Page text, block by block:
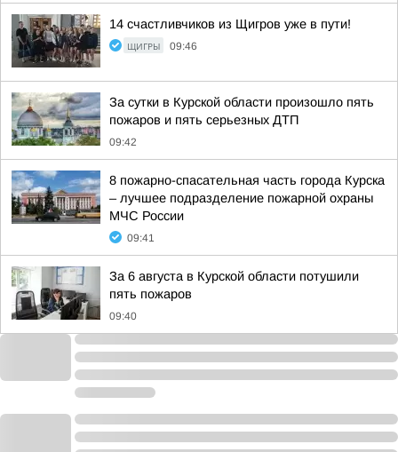
14 счастливчиков из Щигров уже в пути!
ЩИГРЫ 09:46
За сутки в Курской области произошло пять
пожаров и пять серьезных ДТП
09:42
8 пожарно-спасательная часть города Курска
– лучшее подразделение пожарной охраны
МЧС России
09:41
За 6 августа в Курской области потушили
пять пожаров
09:40